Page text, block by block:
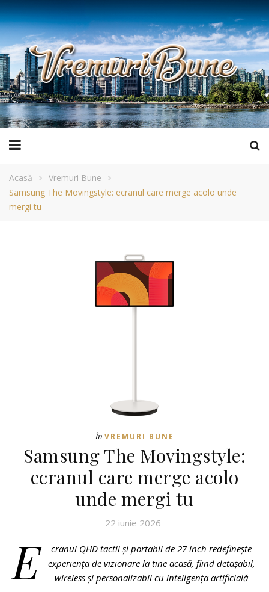
Acasă
Vremuri Bune
Samsung The Movingstyle: ecranul care merge acolo unde
mergi tu
În VREMURI BUNE
Samsung The Movingstyle:
ecranul care merge acolo
unde mergi tu
22 iunie 2026
E
cranul QHD tactil și portabil de 27 inch redefinește
experiența de vizionare la tine acasă, fiind detașabil,
wireless și personalizabil cu inteligența artificială